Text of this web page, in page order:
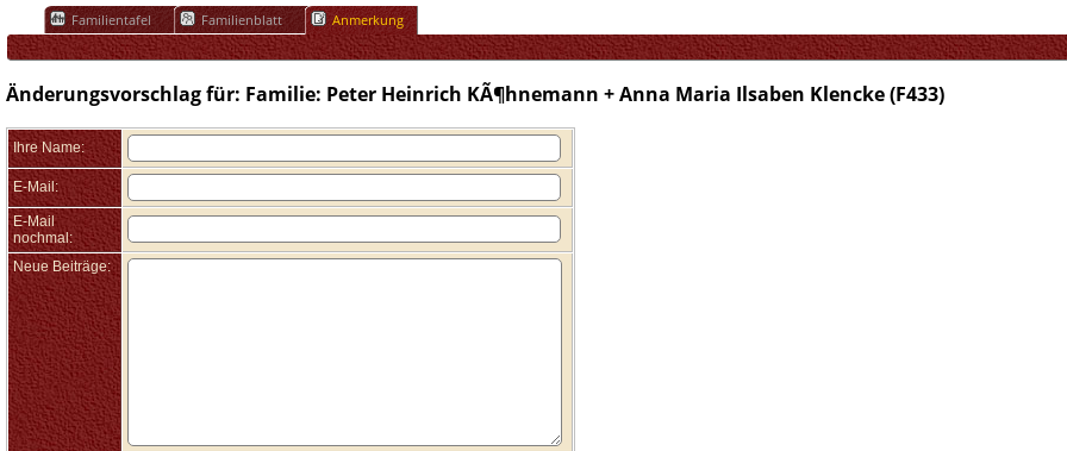
Familientafel Familienblatt Anmerkung
Änderungsvorschlag für: Familie: Peter Heinrich KÃ¶hnemann + Anna Maria Ilsaben Klencke (F433)
Ihre Name:
E-Mail:
E-Mail
nochmal:
Neue Beiträge: